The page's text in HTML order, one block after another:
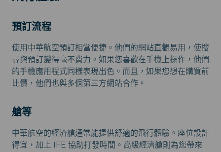
預訂流程
使用中華航空預訂相當便捷。他們的網站直觀易用，使搜
尋與預訂變得毫不費力。如果您喜歡在手機上操作，他們
的手機應用程式同樣表現出色。而且，如果您想在購買前
比價，他們也與多個第三方網站合作。
艙等
中華航空的經濟艙通常能提供舒適的飛行體驗。座位設計
得宜，加上 IFE 協助打發時間。高級經濟艙則為您帶來